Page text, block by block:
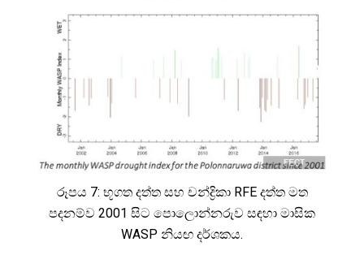
රූපය 7: භූගත දත්ත සහ චන්ද්‍රිකා RFE දත්ත මත
පදනම්ව 2001 සිට පොලොන්නරුව සඳහා මාසික
WASP නියඟ දර්ශකය.